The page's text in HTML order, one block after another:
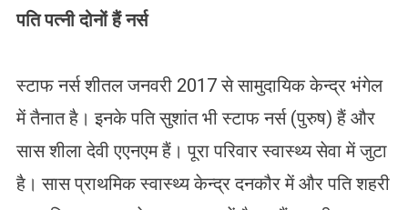
पति पत्नी दोनों हैं नर्स
स्टाफ नर्स शीतल जनवरी 2017 से सामुदायिक केन्द्र भंगेल
में तैनात है। इनके पति सुशांत भी स्टाफ नर्स (पुरुष) हैं और
सास शीला देवी एएनएम हैं। पूरा परिवार स्वास्थ्य सेवा में जुटा
है। सास प्राथमिक स्वास्थ्य केन्द्र दनकौर में और पति शहरी